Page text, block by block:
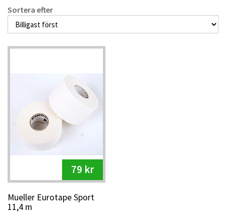
Sortera efter
79 kr
Mueller Eurotape Sport
11,4 m